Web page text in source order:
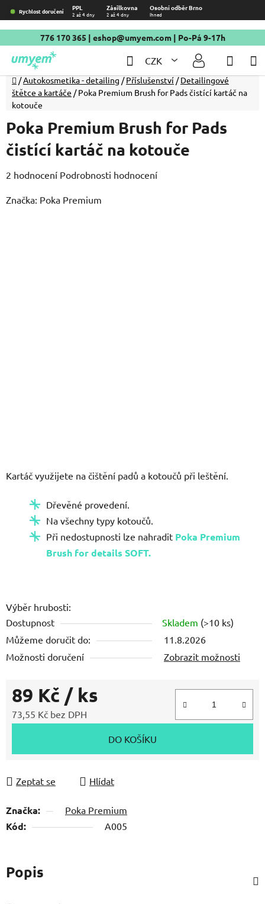
Přejít
na
obsah
Rychlost doručení PPL Zásilkovna Osobní odběr Brno
2 až 4 dny 2 až 4 dny Ihned
776 170 365 | eshop@umyem.com| Po-Pá 9-17h
CZK
Hledat
Domů
/Autokosmetika - detailing / Příslušenství / Detailingové
štětce a kartáče / Poka Premium Brush for Pads čistící kartáč na
kotouče
Kartáč využijete na čištění padů a kotoučů při leštění.
Dřevěné provedení.
Na všechny typy kotoučů.
Při nedostupnosti lze nahradit Poka Premium
Brush for details SOFT.
Výběr hrubosti:
Dostupnost
Skladem (>10 ks)
Můžeme doručit do:
11.8.2026
Možnosti doručení
Zobrazit možnosti
89 Kč / ks
73,55 Kč bez DPH
DO KOŠÍKU
Zeptat se Hlídat
Značka: Poka Premium
Kód: A005
Poka Premium Brush for Pads
čistící kartáč na kotouče
Průměrné
produktu
2 hodnocení Podrobnosti hodnocení
Značka: Poka Premium
Popis